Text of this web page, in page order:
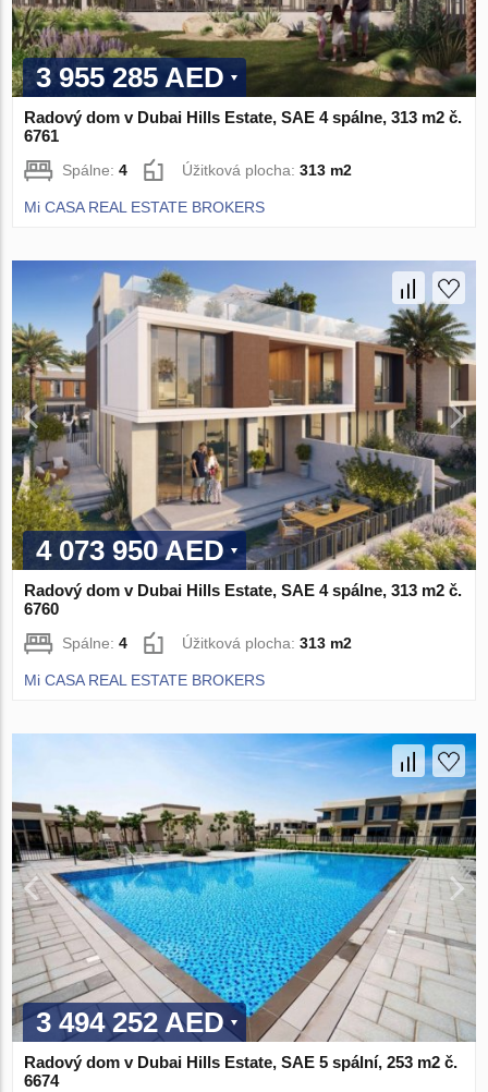
3 955 285 AED
Radový dom v Dubai Hills Estate, SAE 4 spálne, 313 m2 č.
6761
Spálne:4 Úžitková plocha:313 m2
Mi CASA REAL ESTATE BROKERS
4 073 950 AED
Radový dom v Dubai Hills Estate, SAE 4 spálne, 313 m2 č.
6760
Spálne:4 Úžitková plocha:313 m2
Mi CASA REAL ESTATE BROKERS
3 494 252 AED
Radový dom v Dubai Hills Estate, SAE 5 spální, 253 m2 č.
6674